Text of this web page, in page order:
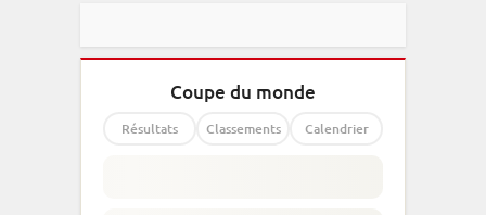
Coupe du monde
Résultats Classements Calendrier